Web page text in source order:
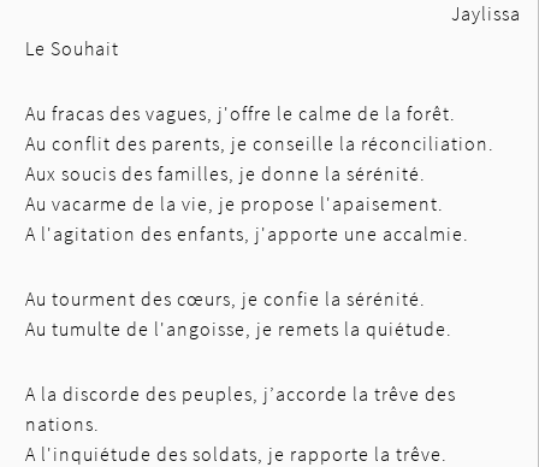
Jaylissa
Le Souhait
Au fracas des vagues, j'offre le calme de la forêt.
Au conflit des parents, je conseille la réconciliation.
Aux soucis des familles, je donne la sérénité.
Au vacarme de la vie, je propose l'apaisement.
A l'agitation des enfants, j'apporte une accalmie.
Au tourment des cœurs, je confie la sérénité.
Au tumulte de l'angoisse, je remets la quiétude.
A la discorde des peuples, j’accorde la trêve des
nations.
A l'inquiétude des soldats, je rapporte la trêve.